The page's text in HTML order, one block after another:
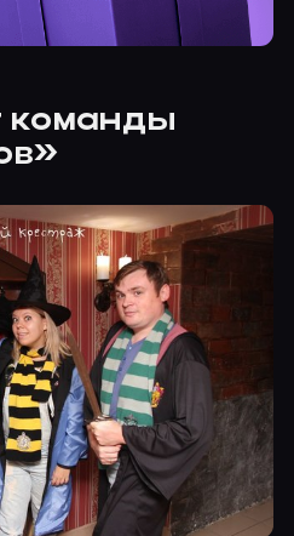
команды